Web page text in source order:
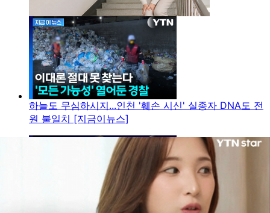
하늘도 무심하시지...인천 '훼손 시신' 실종자 DNA도 전
원 불일치 [지금이뉴스]